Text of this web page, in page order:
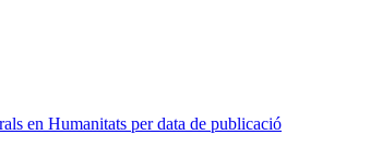
en Humanitats per data de publicació